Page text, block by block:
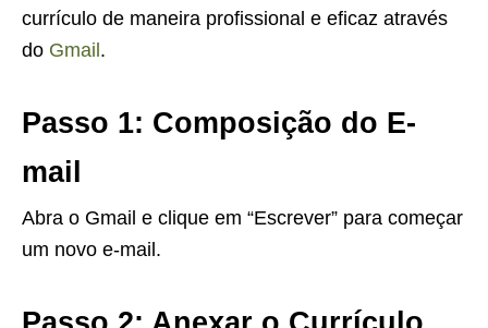
currículo de maneira profissional e eficaz através
do Gmail .
Passo 1: Composição do E-
mail
Abra o Gmail e clique em “Escrever” para começar
um novo e-mail.